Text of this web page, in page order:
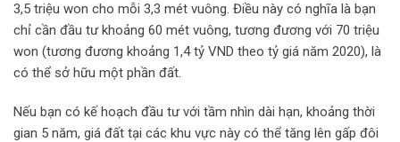
3,5 triệu won cho mỗi 3,3 mét vuông. Điều này có nghĩa là bạn
chỉ cần đầu tư khoảng 60 mét vuông, tương đương với 70 triệu
won (tương đương khoảng 1,4 tỷ VND theo tỷ giá năm 2020), là
có thể sở hữu một phần đất.
Nếu bạn có kế hoạch đầu tư với tầm nhìn dài hạn, khoảng thời
gian 5 năm, giá đất tại các khu vực này có thể tăng lên gấp đôi